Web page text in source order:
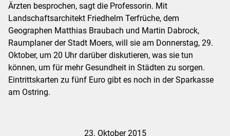
Ärzten besprochen, sagt die Professorin. Mit
Landschaftsarchitekt Friedhelm Terfrüche, dem
Geographen Matthias Braubach und Martin Dabrock,
Raumplaner der Stadt Moers, will sie am Donnerstag, 29.
Oktober, um 20 Uhr darüber diskutieren, was sie tun
können, um für mehr Gesundheit in Städten zu sorgen.
Eintrittskarten zu fünf Euro gibt es noch in der Sparkasse
am Ostring.
23. Oktober 2015